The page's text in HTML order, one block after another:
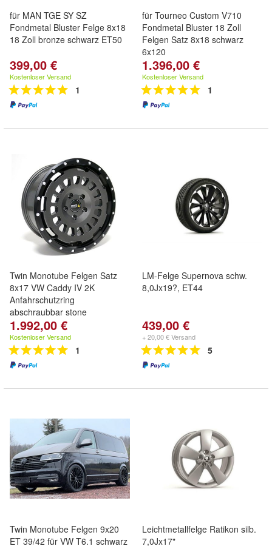
für MAN TGE SY SZ
Fondmetal Bluster Felge 8x18
18 Zoll bronze schwarz ET50
399,00 €
Kostenloser Versand
1
für Tourneo Custom V710
Fondmetal Bluster 18 Zoll
Felgen Satz 8x18 schwarz
6x120
1.396,00 €
Kostenloser Versand
1
Twin Monotube Felgen Satz
8x17 VW Caddy IV 2K
Anfahrschutzring
abschraubbar stone
1.992,00 €
Kostenloser Versand
1
LM-Felge Supernova schw.
8,0Jx19?, ET44
439,00 €
+ 20,00 € Versand
5
Twin Monotube Felgen 9x20
ET 39/42 für VW T6.1 schwarz
Leichtmetallfelge Ratikon silb.
7,0Jx17"